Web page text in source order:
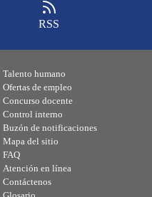
RSS
Talento humano
Ofertas de empleo
Concurso docente
Control interno
Buzón de notificaciones
Mapa del sitio
FAQ
Atención en línea
Contáctenos